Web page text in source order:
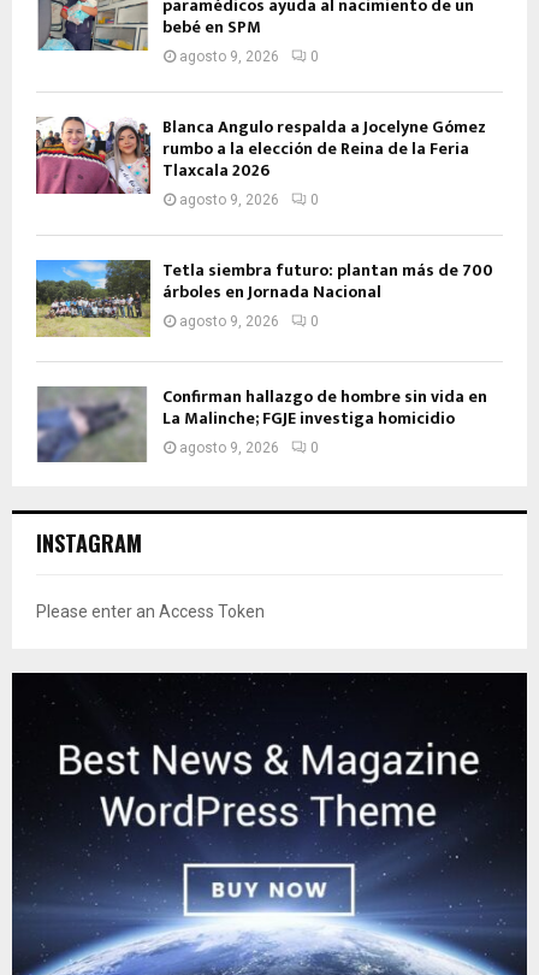
paramédicos ayuda al nacimiento de un
bebé en SPM
agosto 9, 2026 0
Blanca Angulo respalda a Jocelyne Gómez
rumbo a la elección de Reina de la Feria
Tlaxcala 2026
agosto 9, 2026 0
Tetla siembra futuro: plantan más de 700
árboles en Jornada Nacional
agosto 9, 2026 0
Confirman hallazgo de hombre sin vida en
La Malinche; FGJE investiga homicidio
agosto 9, 2026 0
INSTAGRAM
Please enter an Access Token